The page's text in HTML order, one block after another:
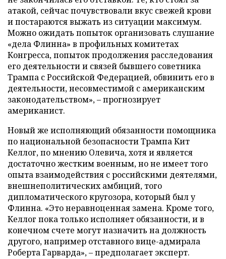
атакой, сейчас почувствовали вкус свежей крови
и постараются выжать из ситуации максимум.
Можно ожидать попыток организовать слушание
«дела Флинна» в профильных комитетах
Конгресса, попыток продолжения расследования
его деятельности и связей бывшего советника
Трампа с Российской Федерацией, обвинить его в
деятельности, несовместимой с американским
законодательством», – прогнозирует
американист.
Новый же исполняющий обязанности помощника
по национальной безопасности Трампа Кит
Келлог, по мнению Олевича, хотя и является
достаточно жестким военным, но не имеет того
опыта взаимодействия с российскими деятелями,
внешнеполитических амбиций, того
дипломатического кругозора, который был у
Флинна. «Это неравноценная замена. Кроме того,
Келлог пока только исполняет обязанности, и в
конечном счете могут назначить на должность
другого, например отставного вице-адмирала
Роберта Гарварда», – предполагает эксперт.